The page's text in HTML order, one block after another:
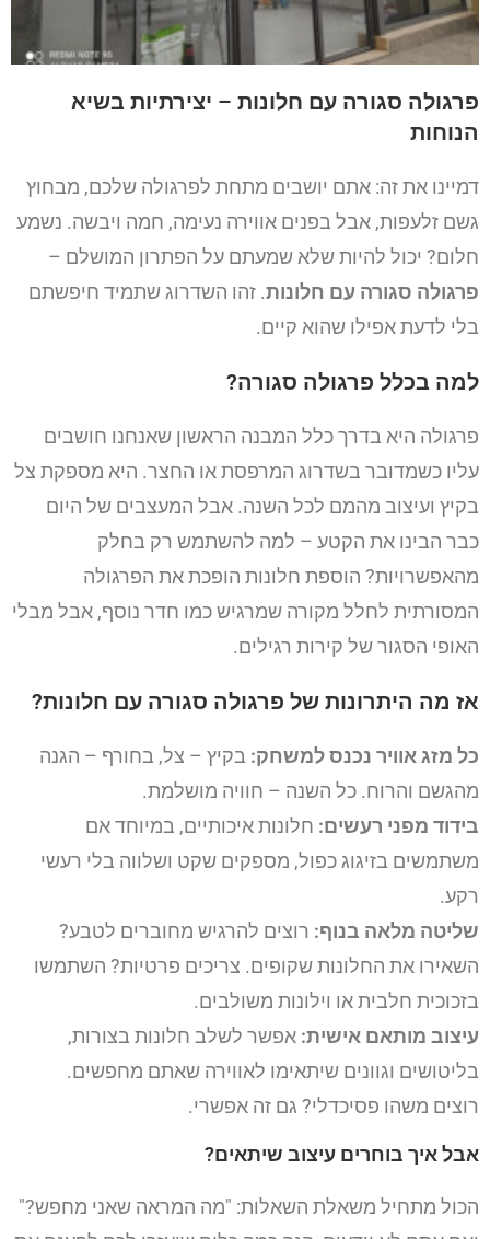
פרגולה סגורה עם חלונות – יצירתיות בשיא
הנוחות
דמיינו את זה: אתם יושבים מתחת לפרגולה שלכם, מבחוץ
גשם זלעפות, אבל בפנים אווירה נעימה, חמה ויבשה. נשמע
חלום? יכול להיות שלא שמעתם על הפתרון המושלם –
פרגולה סגורה עם חלונות. זהו השדרוג שתמיד חיפשתם
בלי לדעת אפילו שהוא קיים.
למה בכלל פרגולה סגורה?
פרגולה היא בדרך כלל המבנה הראשון שאנחנו חושבים
עליו כשמדובר בשדרוג המרפסת או החצר. היא מספקת צל
בקיץ ועיצוב מהמם לכל השנה. אבל המעצבים של היום
כבר הבינו את הקטע – למה להשתמש רק בחלק
מהאפשרויות? הוספת חלונות הופכת את הפרגולה
המסורתית לחלל מקורה שמרגיש כמו חדר נוסף, אבל מבלי
האופי הסגור של קירות רגילים.
אז מה היתרונות של פרגולה סגורה עם חלונות?
כל מזג אוויר נכנס למשחק: בקיץ – צל, בחורף – הגנה
מהגשם והרוח. כל השנה – חוויה מושלמת.
בידוד מפני רעשים: חלונות איכותיים, במיוחד אם
משתמשים בזיגוג כפול, מספקים שקט ושלווה בלי רעשי
רקע.
שליטה מלאה בנוף: רוצים להרגיש מחוברים לטבע?
השאירו את החלונות שקופים. צריכים פרטיות? השתמשו
בזכוכית חלבית או וילונות משולבים.
עיצוב מותאם אישית: אפשר לשלב חלונות בצורות,
בליטושים וגוונים שיתאימו לאווירה שאתם מחפשים.
רוצים משהו פסיכדלי? גם זה אפשרי.
אבל איך בוחרים עיצוב שיתאים?
הכול מתחיל משאלת השאלות: "מה המראה שאני מחפש?"